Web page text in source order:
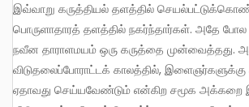
இவ்வாறு கருத்தியல் தளத்தில் செயல்பட்டுக்கொண்டேதான்
பொருளாதாரத் தளத்தில் நகர்ந்தார்கள். அதே
நவீன தாராளமயம் ஒரு கருத்தை முன்வைத்தது.
விடுதலைப்போராட்டக் காலத்தில், இளைஞர்களுக்கு
ஏதாவது செய்யவேண்டும் என்கிற சமூக அக்கறை